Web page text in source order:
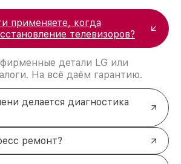
применяете, когда
телевизоров?
детали LG или
На всё даём гарантию.
делается диагностика
ремонт?